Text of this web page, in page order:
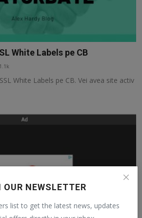
OUR NEWSLETTER
list to get the latest news, updates
White Labels pe CB
1.1k
White Labels pe CB. Vei avea site activ